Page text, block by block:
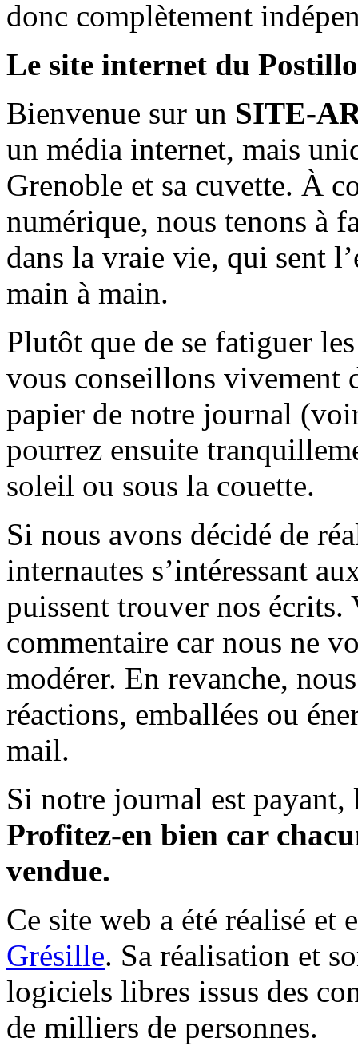
donc complètement
Le site internet du
Bienvenue sur un SITE-
un média internet, mais
Grenoble et sa cuvette. À
numérique, nous tenons à
dans la vraie vie, qui sent
main à main.
Plutôt que de se fatiguer
vous conseillons vivement
papier de notre journal
pourrez ensuite
soleil ou sous la couette.
Si nous avons décidé de
internautes s’intéressant
puissent trouver nos écrits.
commentaire car nous ne
modérer. En revanche,
réactions, emballées ou
mail.
Si notre journal est payant,
Profitez-en bien car
vendue.
Ce site web a été réalisé et
Grésille. Sa réalisation et
logiciels libres issus des
de milliers de personnes.